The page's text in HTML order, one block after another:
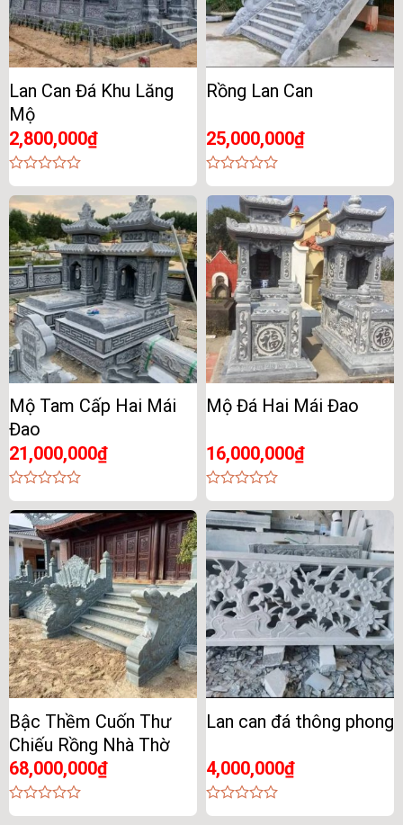
Lan Can Đá Khu Lăng
Mộ
2,800,000₫
0
out
of
5
Rồng Lan Can
25,000,000₫
0
out
of
5
Mộ Tam Cấp Hai Mái
Đao
21,000,000₫
0
out
of
5
Mộ Đá Hai Mái Đao
16,000,000₫
0
out
of
5
Bậc Thềm Cuốn Thư
Chiếu Rồng Nhà Thờ
68,000,000₫
0
Lan can đá thông phong
4,000,000₫
0